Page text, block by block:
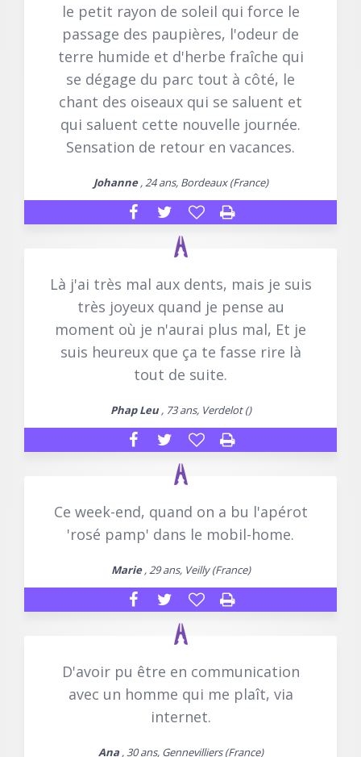
le petit rayon de soleil qui force le
passage des paupières, l'odeur de
terre humide et d'herbe fraîche qui
se dégage du parc tout à côté, le
chant des oiseaux qui se saluent et
qui saluent cette nouvelle journée.
Sensation de retour en vacances.
Johanne, 24 ans, Bordeaux (France)
Là j'ai très mal aux dents, mais je suis
très joyeux quand je pense au
moment où je n'aurai plus mal, Et je
suis heureux que ça te fasse rire là
tout de suite.
Phap Leu, 73 ans, Verdelot ()
Ce week-end, quand on a bu l'apérot
'rosé pamp' dans le mobil-home.
Marie, 29 ans, Veilly (France)
D'avoir pu être en communication
avec un homme qui me plaît, via
internet.
Ana, 30 ans, Gennevilliers (France)